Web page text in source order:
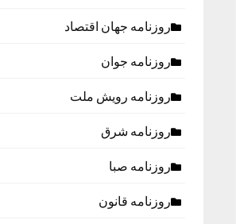
روزنامه جهان اقتصاد
روزنامه جوان
روزنامه رویش ملت
روزنامه شرق
روزنامه صبا
روزنامه قانون